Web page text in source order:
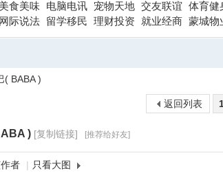
美食美味 电脑电讯 宠物天地 交友联谊 体育健
网际说法 留学移民 理财投资 就业经商 蒙城物
( BABA )
返回列表
) [复制链接] [推荐给好友]
者 | 只看大图